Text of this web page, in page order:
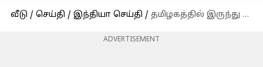
வீடு / செய்தி / இந்தியா செய்தி / தமிழகத்தில் இருந்து 25 NDA தலைவர்கள் தேர்ந்தெடுக்கப்பட வேண்டும்: அமித்ஷா
ADVERTISEMENT